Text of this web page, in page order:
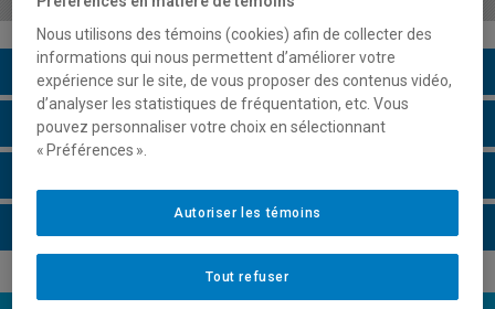
Description du cours
Horaire - Été 2026
Nous utilisons des témoins (cookies) afin de collecter des
informations qui nous permettent d’améliorer votre
expérience sur le site, de vous proposer des contenus vidéo,
d’analyser les statistiques de fréquentation, etc. Vous
pouvez personnaliser votre choix en sélectionnant
« Préférences ».
Tout refuser
Autoriser les témoins